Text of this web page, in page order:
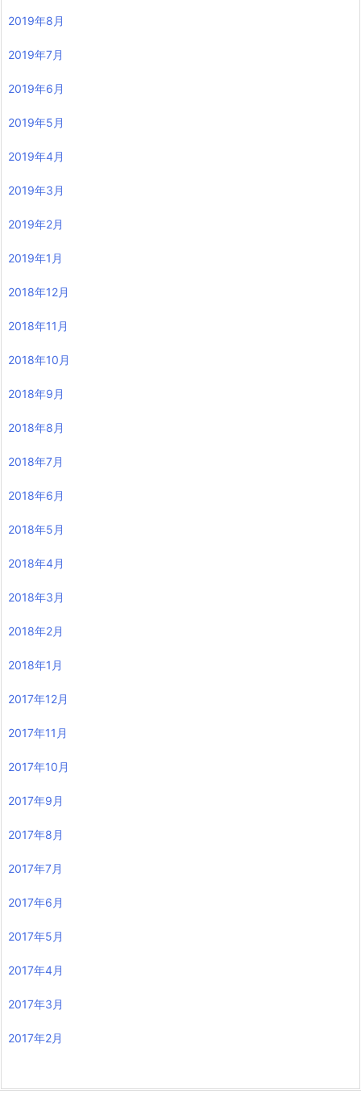
2019年8月
2019年7月
2019年6月
2019年5月
2019年4月
2019年3月
2019年2月
2019年1月
2018年12月
2018年11月
2018年10月
2018年9月
2018年8月
2018年7月
2018年6月
2018年5月
2018年4月
2018年3月
2018年2月
2018年1月
2017年12月
2017年11月
2017年10月
2017年9月
2017年8月
2017年7月
2017年6月
2017年5月
2017年4月
2017年3月
2017年2月